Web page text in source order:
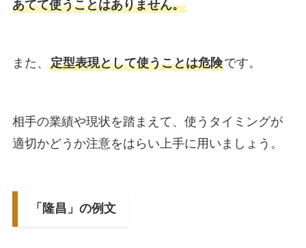
あてて使うことはありません。
また、 定型表現として使うことは危険です。
相手の業績や現状を踏まえて、使うタイミングが
適切かどうか注意をはらい上手に用いましょう。
「隆昌」の例文